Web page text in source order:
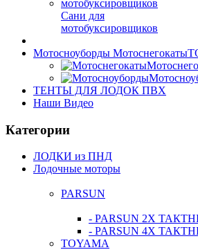
Сани для
мотобуксировщиков
Мотосноуборды Мотоснегокаты
ТЕНТЫ ДЛЯ ЛОДОК ПВХ
Наши Видео
Категории
ЛОДКИ из ПНД
Лодочные моторы
PARSUN
- PARSUN 2Х
- PARSUN 4Х
TOYAMA